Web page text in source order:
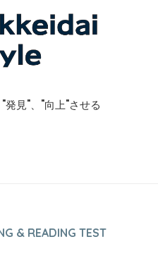
発見"、"向上"させる
& READING TEST